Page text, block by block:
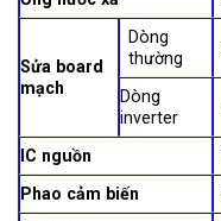
Sửa board
mạch
Dòng
thường
Dòng
inverter
IC nguồn
Phao cảm biến